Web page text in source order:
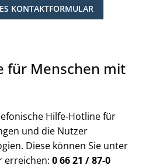
KONTAKTFORMULAR
für Menschen mit
Hilfe-Hotline für
und die Nutzer
Diese können Sie unter
erreichen: 0 66 21 / 87-0